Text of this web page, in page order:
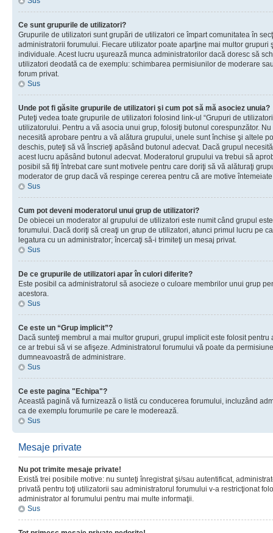
Ce sunt grupurile de utilizatori?
Grupurile de utilizatori sunt grupări de utilizatori ce împart comunitatea în
administratorii forumului. Fiecare utilizator poate aparţine mai multor grupuri
individuale. Acest lucru uşurează munca administratorilor dacă doresc să
utilizatori deodată ca de exemplu: schimbarea permisiunilor de moderare
forum privat.
Sus
Unde pot fi găsite grupurile de utilizatori şi cum pot să mă asociez unuia?
Puteţi vedea toate grupurile de utilizatori folosind link-ul “Grupuri de
utilizatorului. Pentru a vă asocia unui grup, folosiţi butonul corespunzător.
necesită aprobare pentru a vă alătura grupului, unele sunt închise şi altele
deschis, puteţi să vă înscrieţi apăsând butonul adecvat. Dacă grupul
acest lucru apăsând butonul adecvat. Moderatorul grupului va trebui să
posibil să fiţi întrebat care sunt motivele pentru care doriţi să vă alăturaţi
moderator de grup dacă vă respinge cererea pentru că are motive
Sus
Cum pot deveni moderatorul unui grup de utilizatori?
De obiecei un moderator al grupului de utilizatori este numit când grupul
forumului. Dacă doriţi să creaţi un grup de utilizatori, atunci primul lucru pe
legatura cu un administrator; încercaţi să-i trimiteţi un mesaj privat.
Sus
De ce grupurile de utilizatori apar în culori diferite?
Este posibil ca administratorul să asocieze o culoare membrilor unui grup
acestora.
Sus
Ce este un “Grup implicit”?
Dacă sunteţi membrul a mai multor grupuri, grupul implicit este folosit
ce ar trebui să vi se afişeze. Administratorul forumului vă poate da
dumneavoastră de administrare.
Sus
Ce este pagina "Echipa"?
Această pagină vă furnizează o listă cu conducerea forumului, incluzând
ca de exemplu forumurile pe care le moderează.
Sus
Mesaje private
Nu pot trimite mesaje private!
Există trei posibile motive: nu sunteţi înregistrat şi/sau autentificat,
privată pentru toţi utilizatorii sau administratorul forumului v-a restricţionat
administrator al forumului pentru mai multe informaţii.
Sus